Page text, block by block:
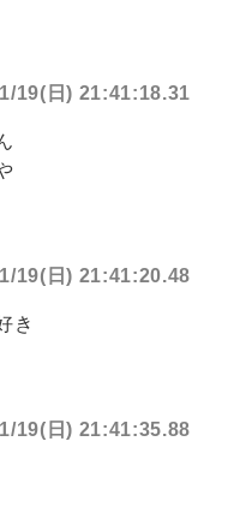
19(日) 21:41:18.31
19(日) 21:41:20.48
き
19(日) 21:41:35.88